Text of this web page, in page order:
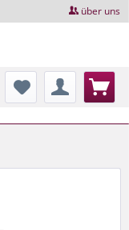
über uns